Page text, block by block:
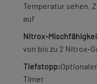
Temperatur sehen.
auf
Nitrox-
von bis zu 2 Nitrox-
Tiefstopp:
Timer